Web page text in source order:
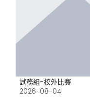
試務組-校外比賽
2026-08-04